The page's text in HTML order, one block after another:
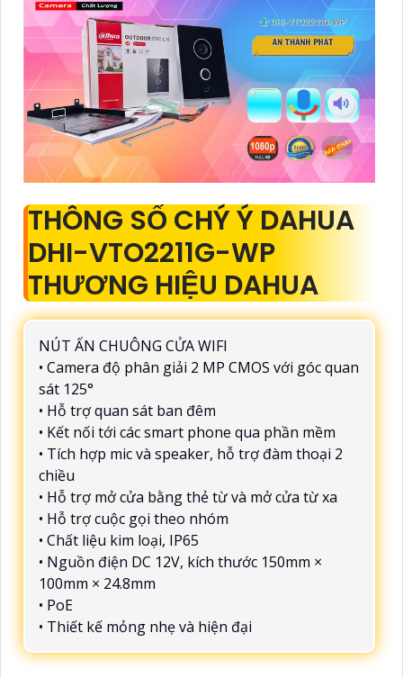
THÔNG SỐ CHÝ Ý DAHUA
DHI-VTO2211G-WP
THƯƠNG HIỆU DAHUA
NÚT ẤN CHUÔNG CỬA WIFI
• Camera độ phân giải 2 MP CMOS với góc quan
sát 125°
• Hỗ trợ quan sát ban đêm
• Kết nối tới các smart phone qua phần mềm
• Tích hợp mic và speaker, hỗ trợ đàm thoại 2
chiều
• Hỗ trợ mở cửa bằng thẻ từ và mở cửa từ xa
• Hỗ trợ cuộc gọi theo nhóm
• Chất liệu kim loại, IP65
• Nguồn điện DC 12V, kích thước 150mm ×
100mm × 24.8mm
• PoE
• Thiết kế mỏng nhẹ và hiện đại